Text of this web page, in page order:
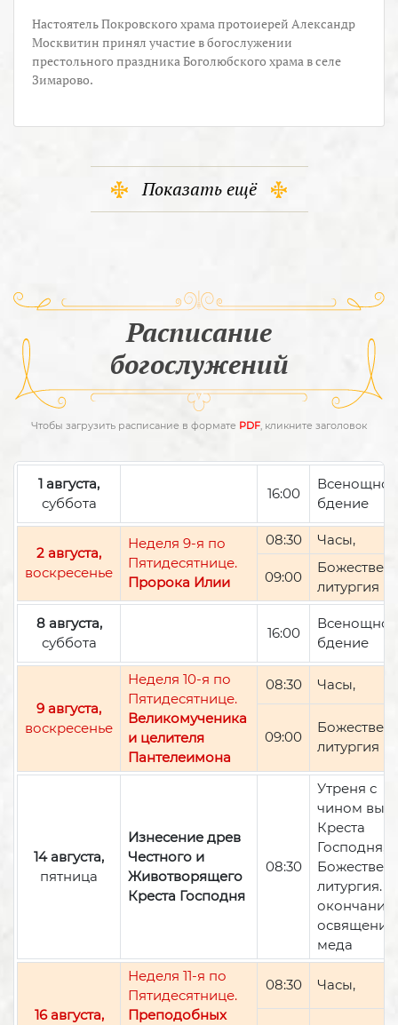
Настоятель Покровского храма протоиерей Александр
Москвитин принял участие в богослужении
престольного праздника Боголюбского храма в селе
Зимарово.
Показать ещё
Расписание
богослужений
Чтобы загрузить расписание в формате PDF, кликните заголовок
1 августа,
суббота
16:00
Всенощное
бдение
2 августа,
воскресенье
Неделя 9-я по
Пятидесятнице.
Пророка Илии
08:30 Часы,
09:00
литургия
8 августа,
суббота
16:00
Всенощное
бдение
9 августа,
воскресенье
Неделя 10-я по
Пятидесятнице.
Великомученика
и целителя
Пантелеимона
08:30 Часы,
09:00
литургия
14 августа,
пятница
Изнесение древ
Честного и
Животворящего
Креста Господня
08:30
Утреня с
чином
Креста
Господня,
литургия.
окончании
освящение
меда
16 августа,
Неделя 11-я по
Пятидесятнице.
Преподобных
08:30 Часы,